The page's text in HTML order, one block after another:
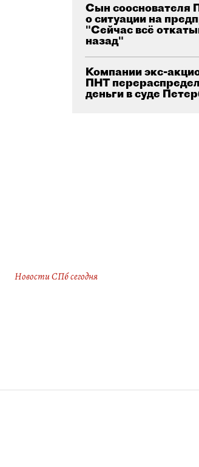
Сын сооснователя
о ситуации на
"Сейчас всё
назад"
Компании экс-
ПНТ
деньги в суде
Новости СПб сегодня